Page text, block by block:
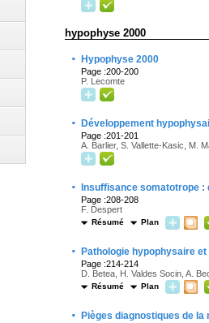
hypophyse 2000
· Hypophyse 2000
Page :200-200
P. Lecomte
· Développement
Page :201-201
A. Barlier, S. Vallette-Kasic, M.
· Insuffisance somatotrope
Page :208-208
F. Despert
Résumé Plan
· Pathologie hypophysaire et
Page :214-214
D. Betea, H. Valdes Socin, A.
Résumé Plan
· Pièges diagnostiques de la